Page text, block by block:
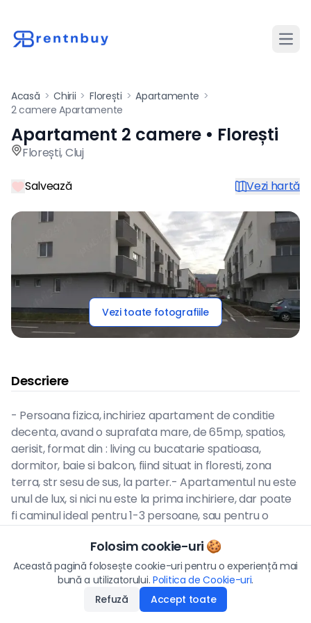
Acasă > Chirii > Florești > Apartamente >
2 camere Apartamente
Apartament de închiriat cu
Apartament 2 camere • Florești
Florești,Cluj
Salvează Vezi hartă
Vezi toate fotografiile
Descriere
- Persoana fizica, inchiriez apartament de conditie
decenta, avand o suprafata mare, de 65mp, spatios,
aerisit, format din : living cu bucatarie spatioasa,
dormitor, baie si balcon, fiind situat in floresti, zona
terra, str sesu de sus, la parter.- Apartamentul nu este
unul de lux, si nici nu este la prima inchiriere, dar poate
fi caminul ideal pentru 1-3 persoane, sau pentru o
justificabil.- Chirie : 350 euro- Garantie : 350 euro- Fara
agenti agentii imobiliare.- Disponibil pentru o perioada
minima de 12 luni.
Preț/lună
350€
12.05.2026
Aplică
Folosim cookie-uri 🍪
Această pagină folosește cookie-uri pentru o experiență mai
bună a utilizatorului. Politica de Cookie-uri.
Refuză
Accept toate